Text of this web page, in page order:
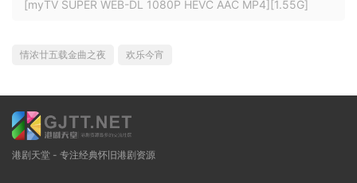
[myTV SUPER WEB-DL 1080P HEVC AAC MP4][1.55G]
情浓廿五载金曲之夜 欢乐今宵
港剧天堂 - 专注经典怀旧港剧资源